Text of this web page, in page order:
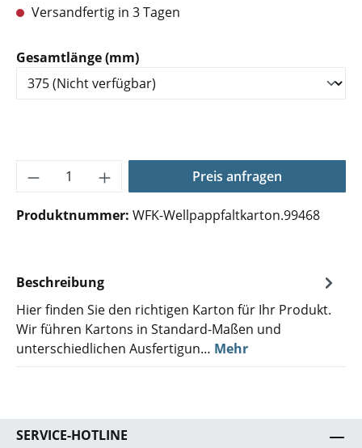
Versandfertig in 3 Tagen
Gesamtlänge (mm)auswählen
Produkt Anzahl: Gib den gewünschten
Preis anfragen
Produktnummer: WFK-Wellpappfaltkarton.99468
Beschreibung
Hier finden Sie den richtigen Karton für Ihr Produkt.
Wir führen Kartons in Standard-Maßen und
unterschiedlichen Ausfertigun… Mehr
SERVICE-HOTLINE